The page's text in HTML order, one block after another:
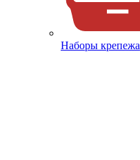
Наборы крепежа